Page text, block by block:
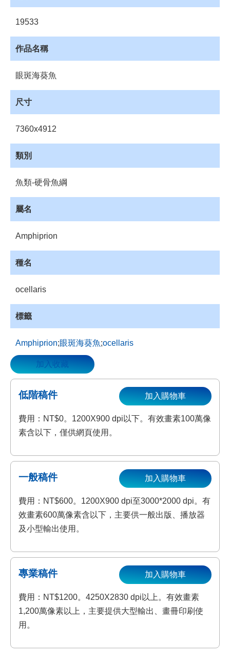
網
站
購
物
車
載
資
理
藏
登
19533
作品名稱
眼斑海葵魚
尺寸
7360x4912
類別
魚類-硬骨魚綱
屬名
Amphiprion
種名
ocellaris
標籤
Amphiprion;眼斑海葵魚;ocellaris
加入收藏
低階稿件
費用：NT$0。1200X900 dpi以下。有效畫素100萬像
素含以下，僅供網頁使用。
加入購物車
一般稿件
費用：NT$600。1200X900 dpi至3000*2000 dpi。有
效畫素600萬像素含以下，主要供一般出版、播放器
及小型輸出使用。
加入購物車
專業稿件
費用：NT$1200。4250X2830 dpi以上。有效畫素
1,200萬像素以上，主要提供大型輸出、畫冊印刷使
用。
加入購物車